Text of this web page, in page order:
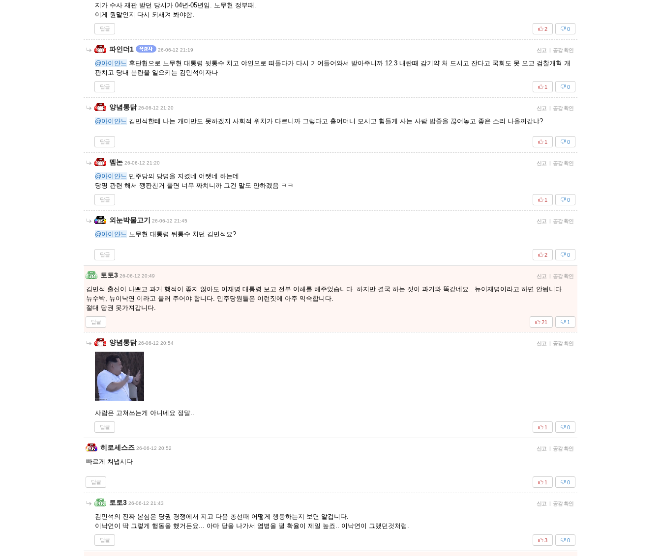
지가 수사 재판 받던 당시가 04년-05년임. 노무현 정부때.
이게 뭔말인지 다시 되새겨 봐야함.
답글 0
2
파인더1 26-06-12 21:19 신고 | 공감 확인
@아이얀느 후단협으로 노무현 대통령 뒷통수 치고 야인으로 떠돌다가 다시 기어들어와서 받아주니까 12.3 내란때 감기약 처 드시고 잔다고 국회도 못 오고 검찰개혁 개
판치고 당내 분란을 일으키는 김민석이자나
답글 0
1
양념통닭 26-06-12 21:20 신고 | 공감 확인
@아이얀느 김민석한테 나는 개미만도 못하겠지 사회적 위치가 다르니까 그렇다고 홀어머니 모시고 힘들게 사는 사람 밥줄을 끊어놓고 좋은 소리 나올꺼같냐?
답글 0
1
멤논 26-06-12 21:20 신고 | 공감 확인
@아이얀느 민주당의 당명을 지켰네 어쨋네 하는데
당명 관련 해서 깽판친거 풀면 너무 짜치니까 그건 말도 안하겠음 ㅋㅋ
답글 0
1
외눈박물고기 26-06-12 21:45 신고 | 공감 확인
@아이얀느 노무현 대통령 뒤통수 치던 김민석요?
답글 0
2
토토3 26-06-12 20:49 신고 | 공감 확인
김민석 출신이 나쁘고 과거 행적이 좋지 않아도 이재명 대통령 보고 전부 이해를 해주었습니다. 하지만 결국 하는 짓이 과거와 똑같네요.. 뉴이재명이라고 하면 안됩니다.
뉴수박, 뉴이낙연 이라고 불러 주어야 합니다. 민주당원들은 이런짓에 아주 익숙합니다.
절대 당권 못가져갑니다.
답글 1
21
양념통닭 26-06-12 20:54 신고 | 공감 확인
사람은 고쳐쓰는게 아니네요 정말..
답글 0
1
히로세스즈 26-06-12 20:52 신고 | 공감 확인
빠르게 쳐냅시다
답글 0
1
토토3 26-06-12 21:43 신고 | 공감 확인
김민석의 진짜 본심은 당권 경쟁에서 지고 다음 총선때 어떻게 행동하는지 보면 알겁니다.
이낙연이 딱 그렇게 행동을 했거든요... 아마 당을 나가서 염병을 떨 확율이 제일 높죠.. 이낙연이 그랬던것처럼.
답글 0
3